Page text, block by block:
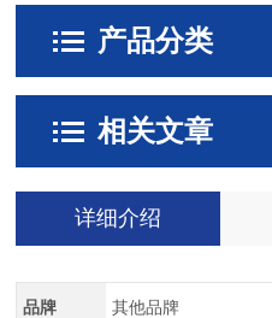
产品分类
相关文章
详细介绍
品牌 其他品牌